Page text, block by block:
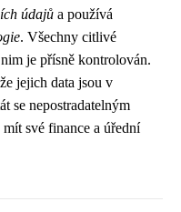
údajů a používá
. Všechny citlivé
je přísně kontrolován.
jejich data jsou v
se nepostradatelným
své finance a úřední